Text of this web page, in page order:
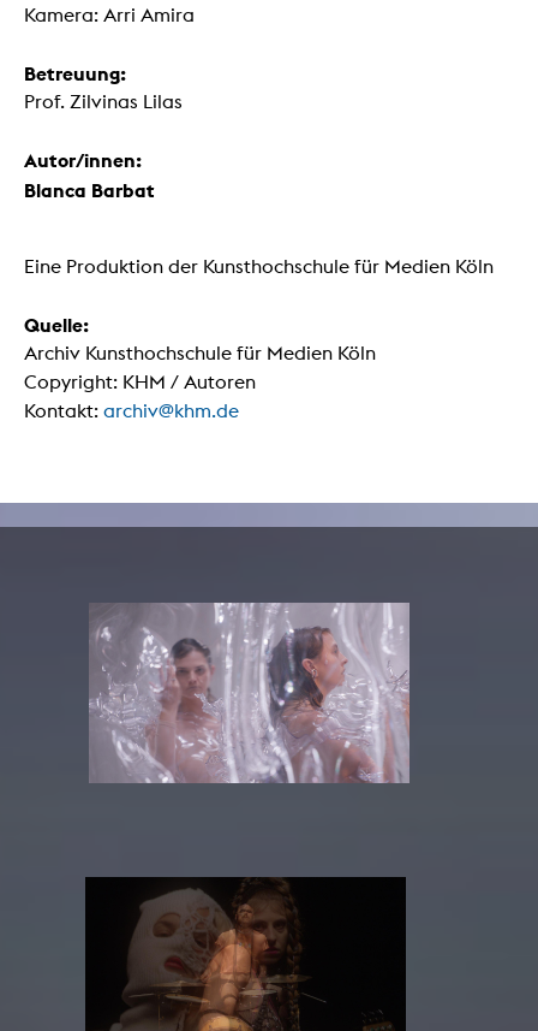
Kamera: Arri Amira
Betreuung:
Prof. Zilvinas Lilas
Autor/innen:
Blanca Barbat
Eine Produktion der Kunsthochschule für Medien Köln
Quelle:
Archiv Kunsthochschule für Medien Köln
Copyright: KHM / Autoren
Kontakt: archiv@khm.de